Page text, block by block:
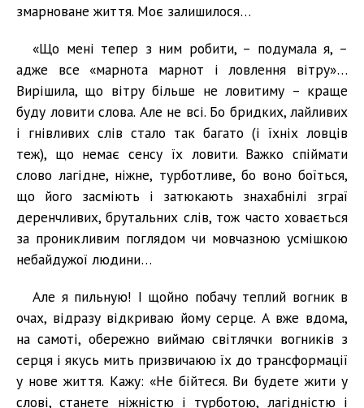
змарноване життя. Моє залишилося…
«Що мені тепер з ним робити, – подумала я, –
адже все «марнота марнот і ловлення вітру»…
Вирішила, що вітру більше не ловитиму – краще
буду ловити слова. Але не всі. Бо бридких, лайливих
і гнівливих слів стало так багато (і їхніх ловців
теж), що немає сенсу їх ловити. Важко спіймати
слово лагідне, ніжне, турботливе, бо воно боїться,
що його засміють і затюкають знахабнілі зграї
деренчливих, брутальних слів, тож часто ховається
за проникливим поглядом чи мовчазною усмішкою
небайдужої людини…
Але я пильную! І щойно побачу теплий вогник в
очах, відразу відкриваю йому серце. А вже вдома,
на самоті, обережно виймаю світлячки вогників з
серця і якусь мить призвичаюю їх до трансформації
у нове життя. Кажу: «Не бійтеся. Ви будете жити у
слові, станете ніжністю і турботою, лагідністю і